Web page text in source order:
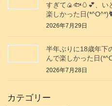
すぎて🍙🐟️🥚💕、い
楽しかった日
2026年7月29日
半年ぶりに18歳年下
んで楽しかった日
2026年7月28日
カテゴリー